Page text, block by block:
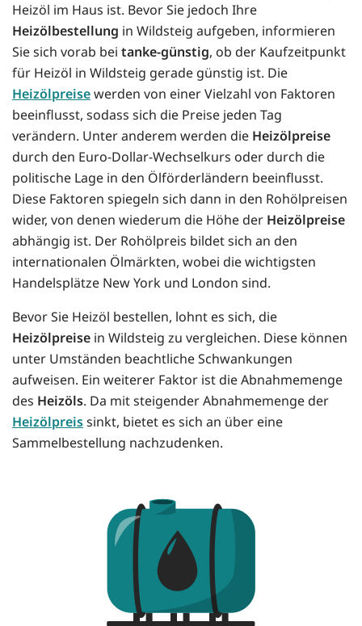
Heizöl im Haus ist. Bevor Sie jedoch Ihre
Heizölbestellung in Wildsteig aufgeben, informieren
Sie sich vorab bei tanke-günstig, ob der Kaufzeitpunkt
für Heizöl in Wildsteig gerade günstig ist. Die
Heizölpreisewerden von einer Vielzahl von Faktoren
beeinflusst, sodass sich die Preise jeden Tag
verändern. Unter anderem werden die Heizölpreise
durch den Euro-Dollar-Wechselkurs oder durch die
politische Lage in den Ölförderländern beeinflusst.
Diese Faktoren spiegeln sich dann in den Rohölpreisen
wider, von denen wiederum die Höhe der Heizölpreise
abhängig ist. Der Rohölpreis bildet sich an den
internationalen Ölmärkten, wobei die wichtigsten
Handelsplätze New York und London sind.
Bevor Sie Heizöl bestellen, lohnt es sich, die
Heizölpreise in Wildsteig zu vergleichen. Diese können
unter Umständen beachtliche Schwankungen
aufweisen. Ein weiterer Faktor ist die Abnahmemenge
des Heizöls. Da mit steigender Abnahmemenge der
Heizölpreissinkt, bietet es sich an über eine
Sammelbestellung nachzudenken.